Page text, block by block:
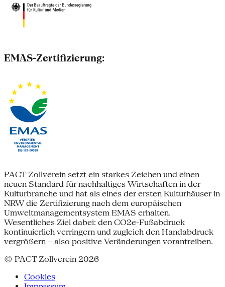
EMAS-Zertifizierung:
PACT Zollverein setzt ein starkes Zeichen und einen
neuen Standard für nachhaltiges Wirtschaften in der
Kulturbranche und hat als eines der ersten Kulturhäuser in
NRW die Zertifizierung nach dem europäischen
Umweltmanagementsystem EMAS erhalten.
Wesentliches Ziel dabei: den CO2e-Fußabdruck
kontinuierlich verringern und zugleich den Handabdruck
vergrößern – also positive Veränderungen vorantreiben.
© PACT Zollverein 2026
Cookies